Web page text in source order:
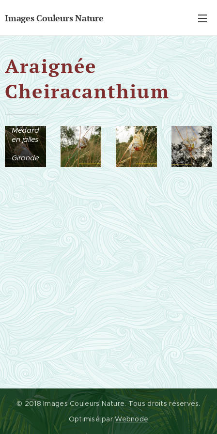
Images Couleurs Nature
Araignée
Cheiracanthium
Bois du
lignan -
St
Médard
en jalles
-
Gironde
© 2018 Images Couleurs Nature. Tous droits réservés.
Optimisé parWebnode